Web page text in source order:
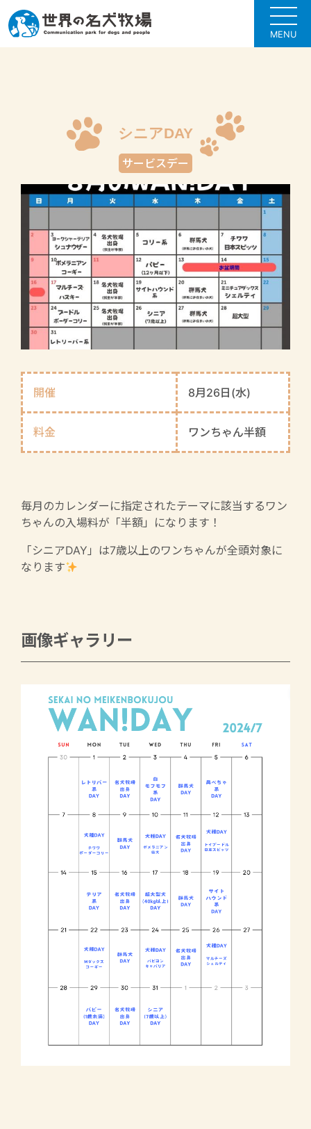
MENU
シニアDAY
サービスデー
開催 8月26日(水)
料金 ワンちゃん半額
毎月のカレンダーに指定されたテーマに該当するワン
ちゃんの入場料が「半額」になります！
「シニアDAY」は7歳以上のワンちゃんが全頭対象に
なります
画像ギャラリー